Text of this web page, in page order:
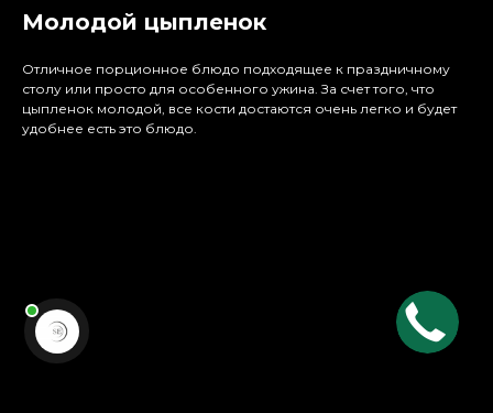
Молодой цыпленок
Отличное порционное блюдо подходящее к праздничному
столу или просто для особенного ужина. За счет того, что
цыпленок молодой, все кости достаются очень легко и будет
удобнее есть это блюдо.